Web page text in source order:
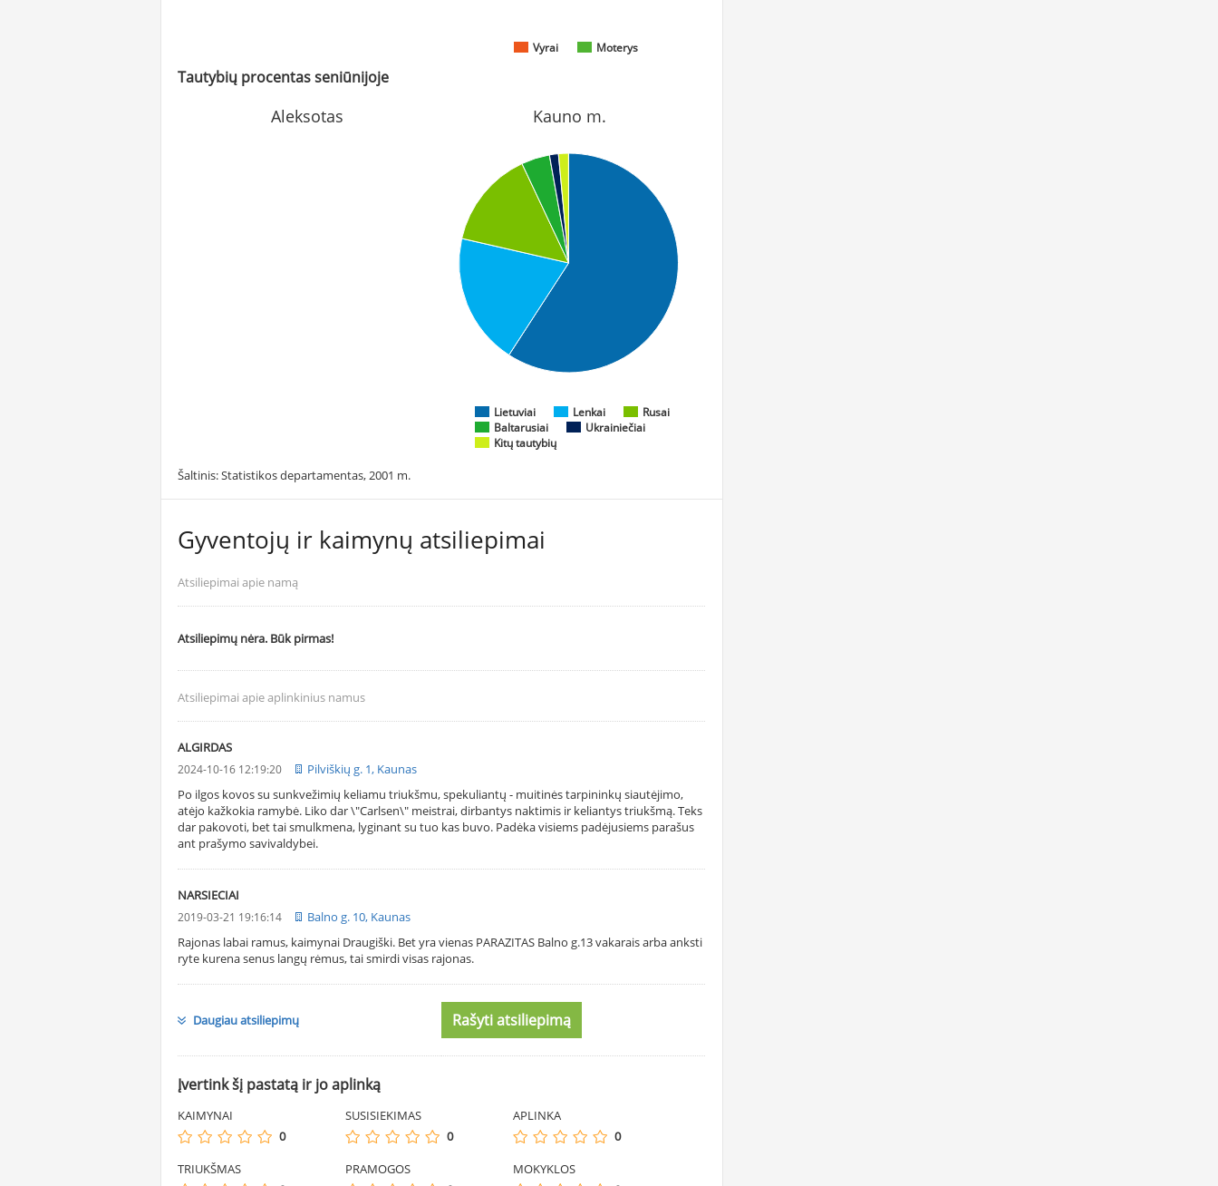
Vyrai Moterys
Tautybių procentas seniūnijoje
Aleksotas Kauno m.
Lietuviai Lenkai
Rusai
Baltarusiai
Ukrainiečiai
Kitų tautybių
Šaltinis: Statistikos departamentas, 2001 m.
Gyventojų ir kaimynų atsiliepimai
Atsiliepimai apie namą
Atsiliepimų nėra. Būk pirmas!
Atsiliepimai apie aplinkinius namus
ALGIRDAS
2024-10-16 12:19:20
Pilviškių g. 1, Kaunas
Po ilgos kovos su sunkvežimių keliamu triukšmu, spekuliantų - muitinės tarpininkų siautėjimo,
atėjo kažkokia ramybė. Liko dar \"Carlsen\" meistrai, dirbantys naktimis ir keliantys triukšmą. Teks
dar pakovoti, bet tai smulkmena, lyginant su tuo kas buvo. Padėka visiems padėjusiems parašus
ant prašymo savivaldybei.
NARSIECIAI
2019-03-21 19:16:14
Balno g. 10, Kaunas
Rajonas labai ramus, kaimynai Draugiški. Bet yra vienas PARAZITAS Balno g.13 vakarais arba anksti
ryte kurena senus langų rėmus, tai smirdi visas rajonas.
Daugiau atsiliepimų Rašyti atsiliepimą
Įvertink šį pastatą ir jo aplinką
KAIMYNAI
0
SUSISIEKIMAS
0
APLINKA
0
TRIUKŠMAS
PRAMOGOS
MOKYKLOS